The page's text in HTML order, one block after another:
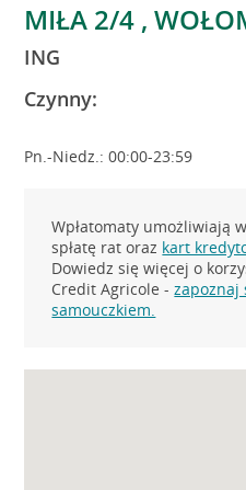
MIŁA 2/4 ,
ING
Czynny:
Pn.-Niedz.: 00:00-23:59
Wpłatomaty umożliwiają
spłatę rat oraz kart
Dowiedz się więcej o
Credit Agricole -zapoznaj
samouczkiem.